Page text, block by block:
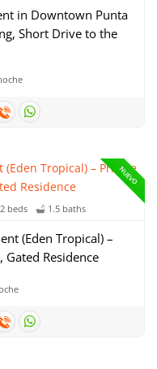
in Downtown Punta
Short Drive to the
NUEVO
2 beds 1.5 baths
(Eden Tropical) –
Gated Residence